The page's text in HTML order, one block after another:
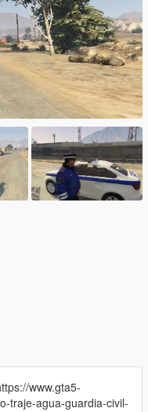
www.gta5-
traje-agua-guardia-civil-